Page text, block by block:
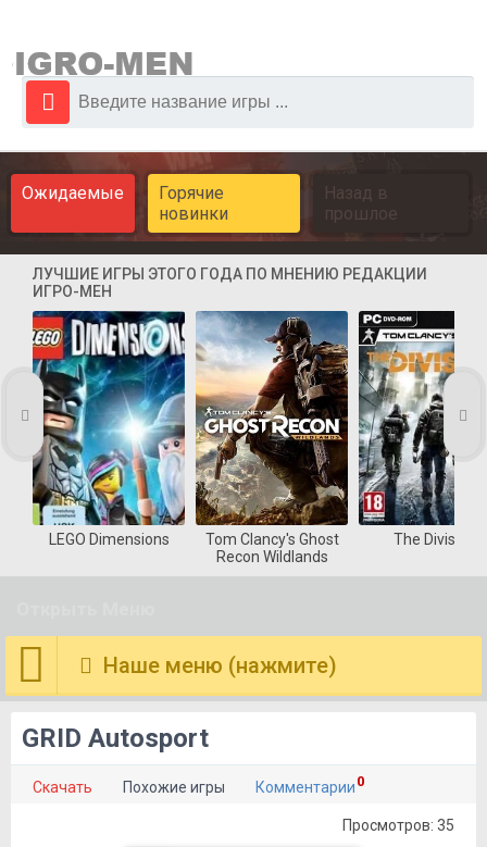
Ожидаемые
Горячие
новинки
Назад в
прошлое
ЛУЧШИЕ ИГРЫ ЭТОГО ГОДА ПО МНЕНИЮ РЕДАКЦИИ
ИГРО-МЕН
LEGO Dimensions
Tom Clancy's Ghost
Recon Wildlands
The Division
Наше меню (нажмите)
GRID Autosport
Скачать Похожие игры Комментарии 0
Просмотров: 35